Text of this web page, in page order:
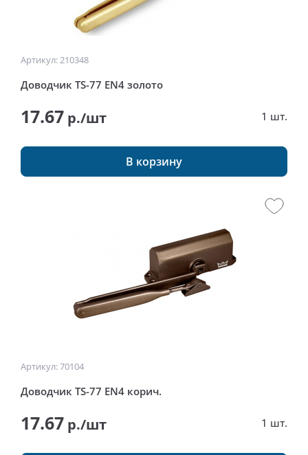
Артикул: 210348
Доводчик TS-77 EN4 золото
17.67 р./шт 1 шт.
В корзину
Артикул: 70104
Доводчик TS-77 EN4 корич.
17.67 р./шт 1 шт.